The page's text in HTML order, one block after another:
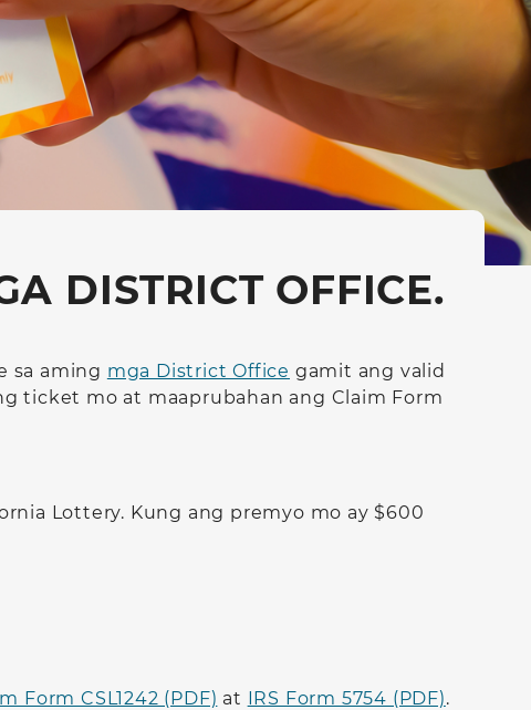
DISTRICT OFFICE.
sa aming mga District Office gamit ang valid
ticket mo at maaprubahan ang Claim Form
Lottery. Kung ang premyo mo ay $600
Form CSL1242 (PDF) at IRS Form 5754 (PDF).